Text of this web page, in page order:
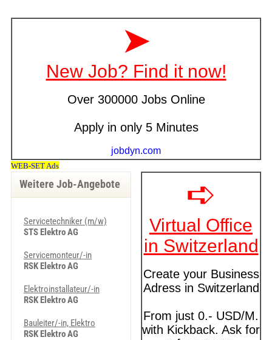
Weitere Job-Angebote
Servicetechniker (m/w)
STS Elektro AG
Servicemonteur/-in
RSK Elektro AG
Elektroinstallateur/-in
RSK Elektro AG
Bauleiter/-in, Elektro
RSK Elektro AG